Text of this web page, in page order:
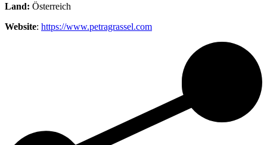
Land: Österreich
Website: https://www.petragrassel.com